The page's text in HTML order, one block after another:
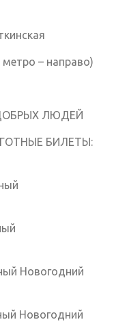
– направо)
ЛЮДЕЙ
БИЛЕТЫ:
Новогодний
Новогодний